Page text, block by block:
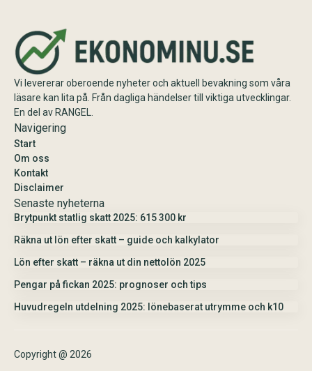
Vi levererar oberoende nyheter och aktuell bevakning som våra
läsare kan lita på. Från dagliga händelser till viktiga utvecklingar.
En del av RANGEL.
Navigering
Start
Om oss
Kontakt
Disclaimer
Senaste nyheterna
Brytpunkt statlig skatt 2025: 615 300 kr
Räkna ut lön efter skatt – guide och kalkylator
Lön efter skatt – räkna ut din nettolön 2025
Pengar på fickan 2025: prognoser och tips
Huvudregeln utdelning 2025: lönebaserat utrymme och k10
Copyright @ 2026